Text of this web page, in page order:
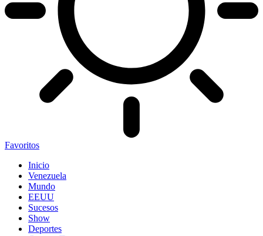
Favoritos
Inicio
Venezuela
Mundo
EEUU
Sucesos
Show
Deportes